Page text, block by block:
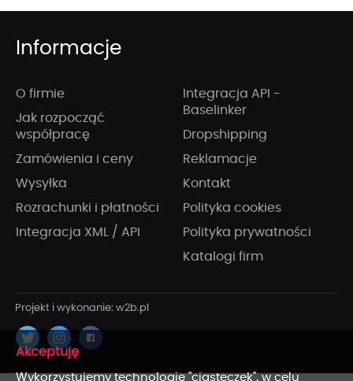
Informacje
O firmie
Jak rozpocząć
współpracę
Zamówienia i ceny
Wysyłka
Rozrachunki i płatności
Integracja XML / API
Integracja API -
Baselinker
Dropshipping
Reklamacje
Kontakt
Polityka cookies
Polityka prywatności
Katalogi firm
x
Wykorzystujemy technologię "ciasteczek", w celu